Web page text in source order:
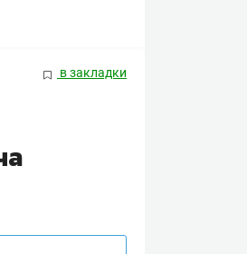
в закладки